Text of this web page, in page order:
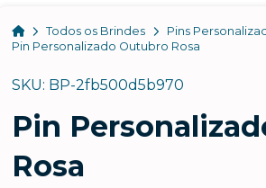
HomeTodos os Brindes
Pins
Pin Personalizado Outubro Rosa
SKU: BP-2fb500d5b970
Pin
Rosa